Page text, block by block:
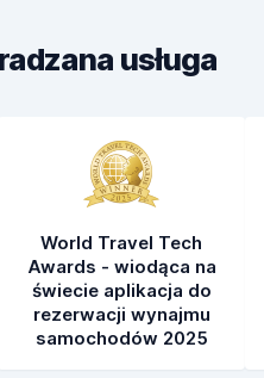
9,0
usługa
World Travel Tech
Awards - wiodąca na
świecie aplikacja do
rezerwacji wynajmu
samochodów 2025